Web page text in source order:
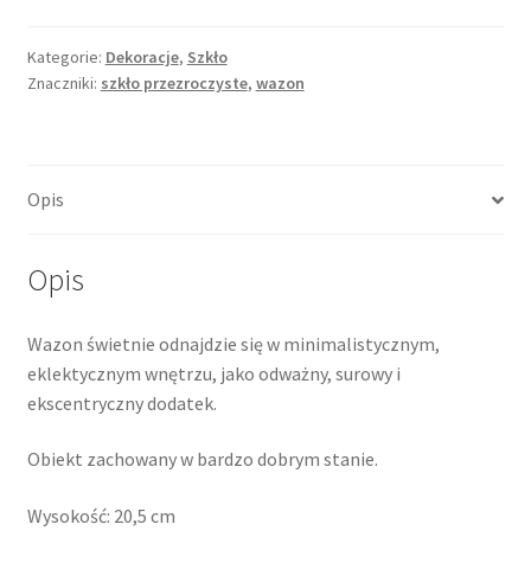
Kategorie: Dekoracje, Szkło
Znaczniki: szkło przezroczyste, wazon
Opis
Opis
Wazon świetnie odnajdzie się w minimalistycznym,
eklektycznym wnętrzu, jako odważny, surowy i
ekscentryczny dodatek.
Obiekt zachowany w bardzo dobrym stanie.
Wysokość: 20,5 cm